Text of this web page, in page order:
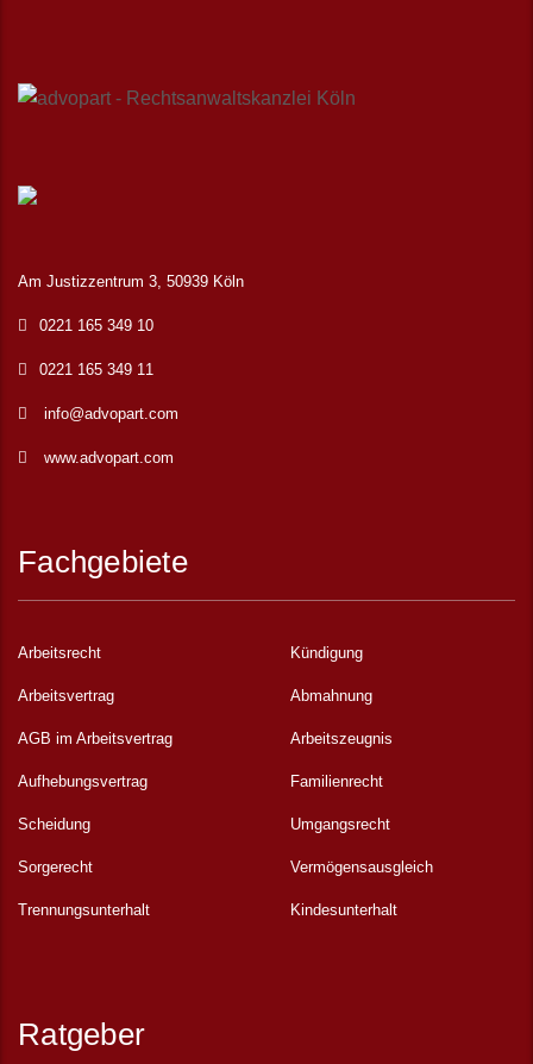
Am Justizzentrum 3, 50939 Köln
0221 165 349 10
0221 165 349 11
info@advopart.com
www.advopart.com
Fachgebiete
Arbeitsrecht Kündigung
Arbeitsvertrag Abmahnung
AGB im Arbeitsvertrag Arbeitszeugnis
Aufhebungsvertrag Familienrecht
Scheidung Umgangsrecht
Sorgerecht Vermögensausgleich
Trennungsunterhalt Kindesunterhalt
Ratgeber